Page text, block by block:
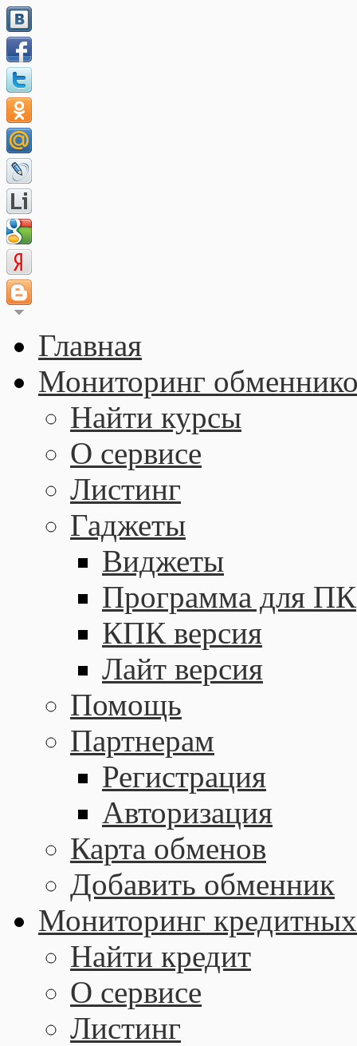
Главная
Мониторинг
Найти курсы
О сервисе
Листинг
Гаджеты
Виджеты
Программа для ПК
КПК версия
Лайт версия
Помощь
Партнерам
Регистрация
Авторизация
Карта обменов
Добавить обменник
Мониторинг кредитных
Найти кредит
О сервисе
Листинг